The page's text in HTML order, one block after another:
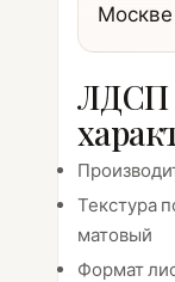
Москве
ЛДСП
Текстура
матовый
Формат